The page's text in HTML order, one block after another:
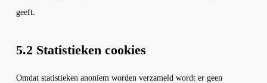
geeft.
5.2 Statistieken cookies
Omdat statistieken anoniem worden verzameld wordt er geen